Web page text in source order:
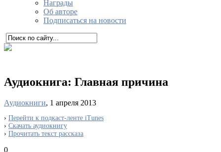
Награды
Об авторе
Подписаться на новости
Аудиокнига: Главная причина
Аудиокниги, 1 апреля 2013
› Перейти к подкаст-ленте iTunes
› Скачать аудиокнигу
› Прочитать текст рассказа
0